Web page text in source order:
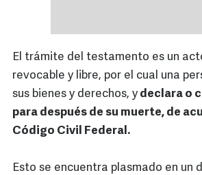
El trámite del testamento es un
revocable y libre, por el cual una
sus bienes y derechos, y declara o
para después de su muerte, de
Código Civil Federal.
Esto se encuentra plasmado en un